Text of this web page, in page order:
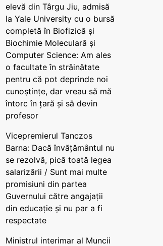
elevă din Târgu Jiu, admisă
la Yale University cu o bursă
completă în Biofizică și
Biochimie Moleculară și
Computer Science: Am ales
o facultate în străinătate
pentru că pot deprinde noi
cunoștințe, dar vreau să mă
întorc în țară și să devin
profesor
Vicepremierul Tanczos
Barna: Dacă învățământul nu
se rezolvă, pică toată legea
salarizării / Sunt mai multe
promisiuni din partea
Guvernului către angajații
din educație și nu par a fi
respectate
Ministrul interimar al Muncii